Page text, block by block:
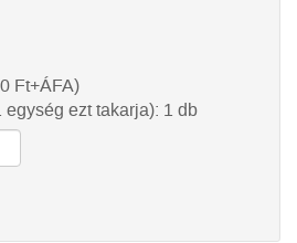
Ft+ÁFA)
ezt takarja): 1 db